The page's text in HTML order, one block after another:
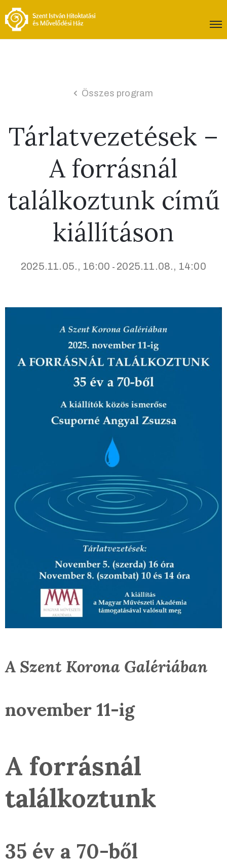
Összes program
Tárlatvezetések –
A forrásnál
találkoztunk című
kiállításon
2025.11.05., 16:00 - 2025.11.08., 14:00
A Szent Korona Galériában
november 11-ig
A forrásnál
találkoztunk
35 év a 70-ből